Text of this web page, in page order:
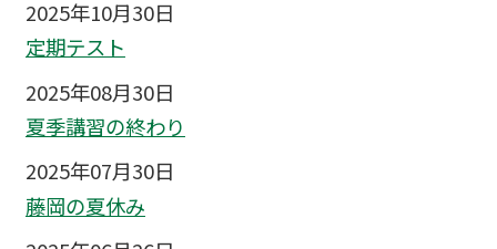
2025年10月30日
定期テスト
2025年08月30日
夏季講習の終わり
2025年07月30日
藤岡の夏休み